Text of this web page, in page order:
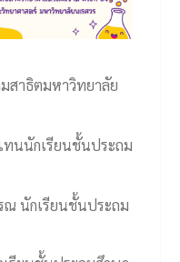
สาธิตมหาวิทยาลัย
นนักเรียนชั้นประถม
ณ นักเรียนชั้นประถม